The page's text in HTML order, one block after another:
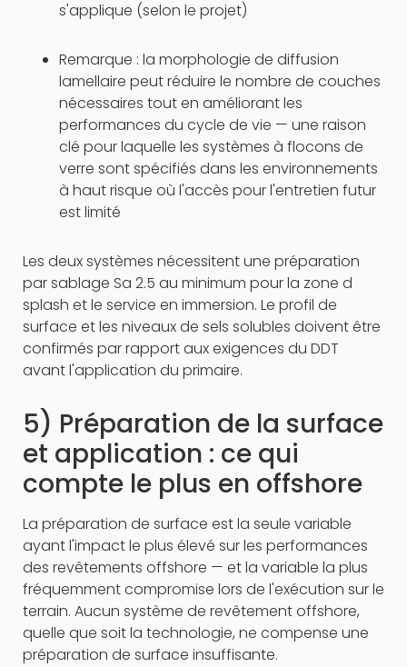
s'applique (selon le projet)
Remarque : la morphologie de diffusion
lamellaire peut réduire le nombre de couches
nécessaires tout en améliorant les
performances du cycle de vie — une raison
clé pour laquelle les systèmes à flocons de
verre sont spécifiés dans les environnements
à haut risque où l'accès pour l'entretien futur
est limité
Les deux systèmes nécessitent une préparation
par sablage Sa 2.5 au minimum pour la zone d
splash et le service en immersion. Le profil de
surface et les niveaux de sels solubles doivent être
confirmés par rapport aux exigences du DDT
avant l'application du primaire.
5) Préparation de la surface
et application : ce qui
compte le plus en offshore
La préparation de surface est la seule variable
ayant l'impact le plus élevé sur les performances
des revêtements offshore — et la variable la plus
fréquemment compromise lors de l'exécution sur le
terrain. Aucun système de revêtement offshore,
quelle que soit la technologie, ne compense une
préparation de surface insuffisante.